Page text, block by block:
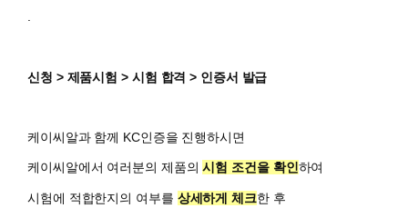
.
신청 > 제품시험 > 시험 합격 > 인증서 발급
케이씨알과 함께 KC인증을 진행하시면
케이씨알에서 여러분의 제품의시험 조건을 확인하여
시험에 적합한지의 여부를 상세하게 체크한 후